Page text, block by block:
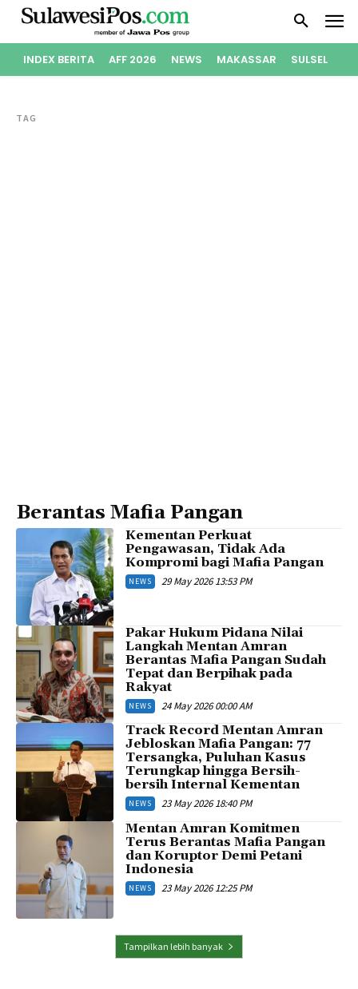
INDEX BERITA AFF 2026 NEWS MAKASSAR SULSEL
TAG
Berantas Mafia Pangan
Kementan Perkuat
Pengawasan, Tidak Ada
Kompromi bagi Mafia Pangan
NEWS 29 May 2026 13:53 PM
Pakar Hukum Pidana Nilai
Langkah Mentan Amran
Berantas Mafia Pangan Sudah
Tepat dan Berpihak pada
Rakyat
NEWS 24 May 2026 00:00 AM
Track Record Mentan Amran
Jebloskan Mafia Pangan: 77
Tersangka, Puluhan Kasus
Terungkap hingga Bersih-
bersih Internal Kementan
NEWS 23 May 2026 18:40 PM
Mentan Amran Komitmen
Terus Berantas Mafia Pangan
dan Koruptor Demi Petani
Indonesia
NEWS 23 May 2026 12:25 PM
Tampilkan lebih banyak